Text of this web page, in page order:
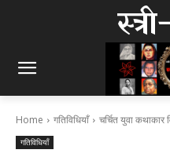
Home गतिविधियाँ चर्चित युवा
गतिविधियाँ